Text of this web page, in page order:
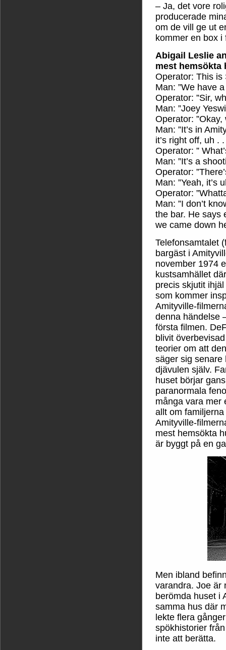
– Ja, det vore
producerade
om de vill ge ut
kommer en box i
Abigail Leslie
mest hemsökta
Operator: This is
Man: ”We have
Operator: ”Sir,
Man: ”Joey
Operator:
Man: ”It’s in
it’s right off, uh .
Operator: ”
Man: ”It’s a
Operator:
Man: ”Yeah, it’s
Operator:
Man: ”I don’t
the bar. He says
we came down
Telefonsamtalet
bargäst i
november 1974
kustsamhället
precis skjutit
som kommer
Amityville-
denna händelse
första filmen.
blivit
teorier om att
säger sig senare
djävulen själv.
huset börjar
paranormala
många vara mer
allt om
Amityville-
mest hemsökta
är byggt på en
Men ibland
varandra. Joe är
berömda huset i
samma hus där
lekte flera
spökhistorier
inte att berätta.